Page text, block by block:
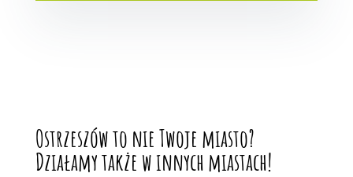
Ostrzeszów to nie Twoje miasto?
Działamy także w innych miastach!